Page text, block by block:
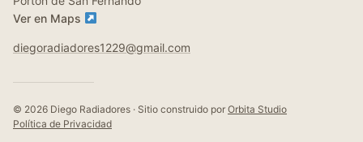
Ver en Maps
diegoradiadores1229@gmail.com
© 2026 Diego Radiadores · Sitio construido por Orbita Studio
Política de Privacidad